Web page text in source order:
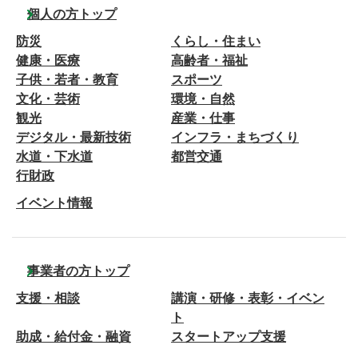
個人の方トップ
防災
くらし・住まい
健康・医療
高齢者・福祉
子供・若者・教育
スポーツ
文化・芸術
環境・自然
観光
産業・仕事
デジタル・最新技術
インフラ・まちづくり
水道・下水道
都営交通
行財政
イベント情報
事業者の方トップ
支援・相談
講演・研修・表彰・イベン
ト
助成・給付金・融資
スタートアップ支援